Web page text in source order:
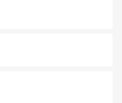
を楽しめる外せないスポット